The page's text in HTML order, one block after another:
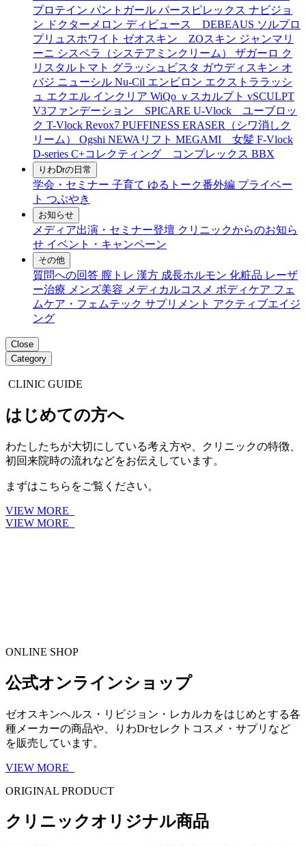
プロテイン パントガール パースピレックス ナビジョ
ン ドクターメロン ディビュース DEBEAUS ソルプロ
プリュスホワイト ゼオスキン ZOスキン ジャンマリ
ーニ シスペラ（システアミンクリーム） ザガーロ ク
リスタルトマト グラッシュビスタ ガウディスキン オ
バジ ニューシル Nu-Cil エンビロン エクストララッシ
ュ エクエル インクリア WiQo ｖスカルプト vSCULPT
V3ファンデーション SPICARE U-Vlock ユーブロッ
ク T-Vlock Revox7 PUFFINESS ERASER（シワ消しク
リーム）
Ogshi NEWAリフト MEGAMI 女髪 F-Vlock
D-series C+コレクティング コンプレックス BBX
りわDrの日常
学会・セミナー 子育て ゆるトーク番外編 プライベー
ト つぶやき
お知らせ
メディア出演・セミナー登壇 クリニックからのお知ら
せ イベント・キャンペーン
その他
質問への回答 膣トレ 漢方 成長ホルモン 化粧品 レーザ
ー治療 メンズ美容 メディカルコスメ ボディケア フェ
ムケア・フェムテック サプリメント アクティブエイジ
ング
Close
Category
CLINIC GUIDE
はじめての方へ
わたしたちが大切にしている考え方や、クリニックの特徴、
初回来院時の流れなどをお伝えしています。
まずはこちらをご覧ください。
VIEW MORE
VIEW MORE
ONLINE SHOP
公式オンラインショップ
ゼオスキンヘルス・リビジョン・レカルカをはじめとする各
種メーカーの商品や、りわDrセレクトコスメ・サプリなど
を販売しています。
VIEW MORE
ORIGINAL PRODUCT
クリニックオリジナル商品